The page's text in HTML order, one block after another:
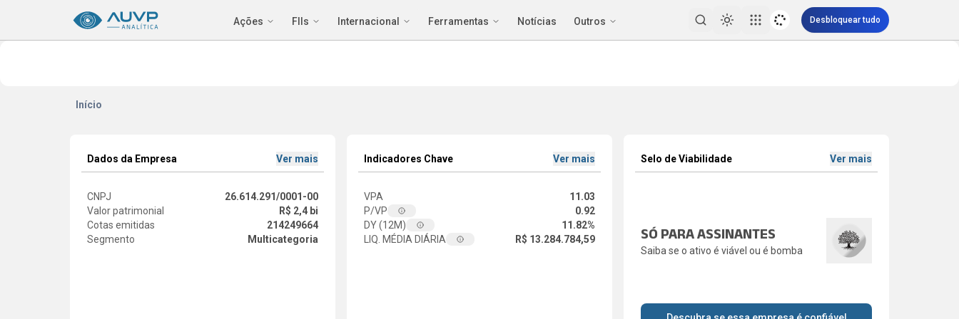
Ações FIIs Internacional Ferramentas Notícias Outros Toggle theme
Desbloquear tudo
Início
Dados da Empresa Ver mais
CNPJ
26.614.291/0001-00
Valor patrimonial
R$ 2,4 bi
Cotas emitidas
214249664
Segmento
Multicategoria
Indicadores Chave Ver mais
VPA
11.03
P/VP
0.92
DY (12M)
11.82%
LIQ. MÉDIA DIÁRIA
R$ 13.284.784,59
Selo de Viabilidade Ver mais
SÓ PARA ASSINANTES
Saiba se o ativo é viável ou é bomba